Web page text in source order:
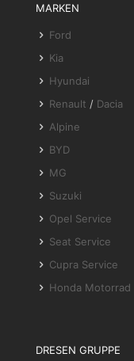
MARKEN
Ford
Kia
Hyundai
Renault / Dacia
Alpine
BYD
MG
Suzuki
Opel Service
Seat Service
Cupra Service
Honda Motorrad
DRESEN GRUPPE